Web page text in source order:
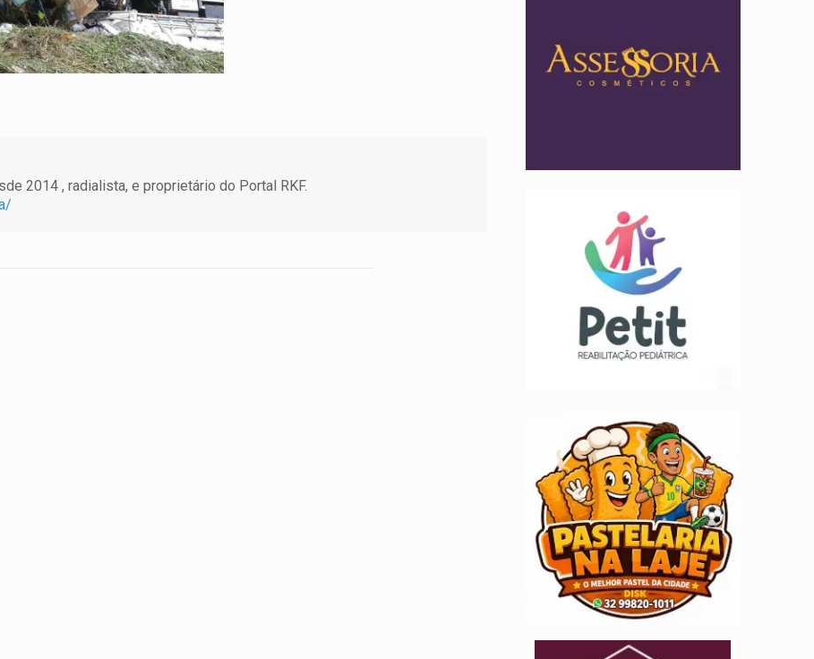
2014 , radialista, e proprietário do Portal RKF.